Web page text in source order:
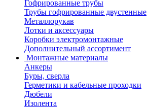
Гофрированные трубы
Трубы гофрированные двустенные
Металлорукав
Лотки и аксессуары
Коробки электромонтажные
Дополнительный ассортимент
Монтажные материалы
Анкеры
Буры, сверла
Герметики и кабельные проходки
Дюбели
Изолента